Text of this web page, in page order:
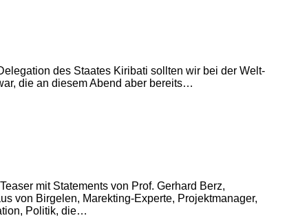
des Staates Kiribati sollten wir bei der Welt-
die an diesem Abend aber bereits…
mit Statements von Prof. Gerhard Berz,
von Birgelen, Marekting-Experte, Projektmanager,
Politik, die…